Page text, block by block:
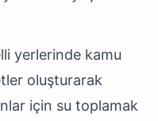
yerlerinde kamu
oluşturarak
için su toplamak